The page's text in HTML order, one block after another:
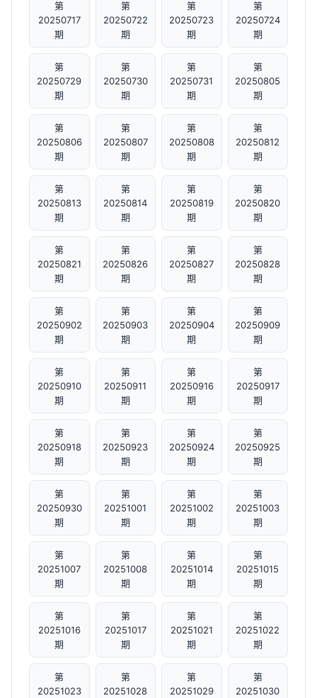
第
20250717
期
第
20250722
期
第
20250723
期
第
20250724
期
第
20250729
期
第
20250730
期
第
20250731
期
第
20250805
期
第
20250806
期
第
20250807
期
第
20250808
期
第
20250812
期
第
20250813
期
第
20250814
期
第
20250819
期
第
20250820
期
第
20250821
期
第
20250826
期
第
20250827
期
第
20250828
期
第
20250902
期
第
20250903
期
第
20250904
期
第
20250909
期
第
20250910
期
第
20250911
期
第
20250916
期
第
20250917
期
第
20250918
期
第
20250923
期
第
20250924
期
第
20250925
期
第
20250930
期
第
20251001
期
第
20251002
期
第
20251003
期
第
20251007
期
第
20251008
期
第
20251014
期
第
20251015
期
第
20251016
期
第
20251017
期
第
20251021
期
第
20251022
期
第
20251023
第
20251028
第
20251029
第
20251030